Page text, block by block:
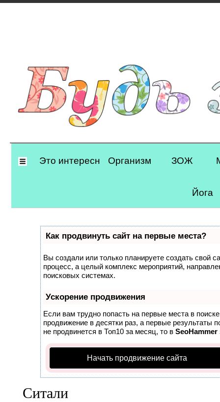
Navigation
Это интересно Организм ЗОЖ
Йога
Как продвинуть сайт на первые места?
Вы создали или только планируете создать свой
процесс, а целый комплекс мероприятий,
поисковых системах.
Ускорение продвижения
Если вам трудно попасть на первые места в
продвижение в десятки раз, а первые результаты
не продвинется в Топ10 за месяц, то в SeoHammer
Начать продвижение сайта
Ситали